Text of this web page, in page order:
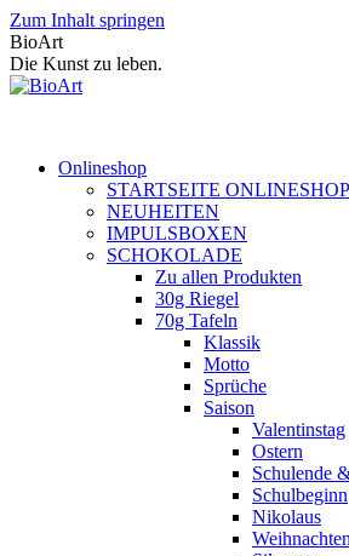
Zum Inhalt springen
BioArt
Die Kunst zu leben.
Onlineshop
STARTSEITE ONLINESHOP
NEUHEITEN
IMPULSBOXEN
SCHOKOLADE
Zu allen Produkten
30g Riegel
70g Tafeln
Klassik
Motto
Sprüche
Saison
Valentinstag
Ostern
Schulende
Schulbeginn
Nikolaus
Weihnachten